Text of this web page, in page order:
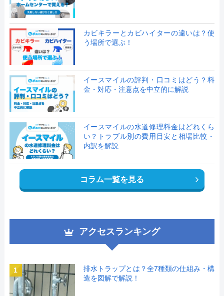
カビキラーとカビハイターの違いは？使
う場所で選ぶ！
イースマイルの評判・口コミはどう？料
金・対応・注意点を中立的に解説
イースマイルの水道修理料金はどれくら
い？トラブル別の費用目安と相場比較・
内訳を解説
コラム一覧を見る
アクセスランキング
1
排水トラップとは？全7種類の仕組み・構
造を図解で解説！